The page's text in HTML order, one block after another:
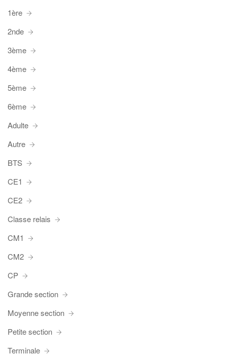
1ère
2nde
3ème
4ème
5ème
6ème
Adulte
Autre
BTS
CE1
CE2
Classe relais
CM1
CM2
CP
Grande section
Moyenne section
Petite section
Terminale